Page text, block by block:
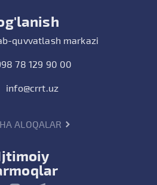
quvvatlash markazi
78 129 90 00
info@crrt.uz
ALOQALAR